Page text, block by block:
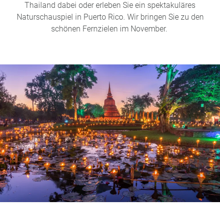
Thailand dabei oder erleben Sie ein spektakuläres
Naturschauspiel in Puerto Rico. Wir bringen Sie zu den
schönen Fernzielen im November.